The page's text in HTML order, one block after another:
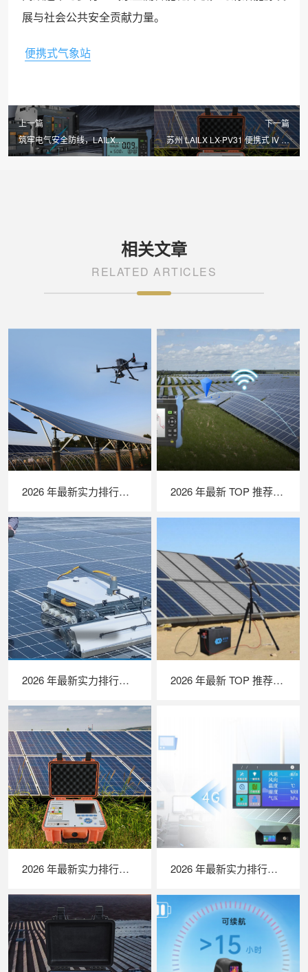
展与社会公共安全贡献力量。
便携式气象站
上一篇
筑牢电气安全防线，LAILX
LXH601 绝缘接地综合测试仪护航
下一篇
苏州 LAILX LX-PV31 便携式 IV 测
试仪：1500V 高压适配，精准赋
相关文章
RELATED ARTICLES
2026 年最新实力排行｜无人机 EL 检测系统 TOP 推荐，LAILX LXH210 深度解析 2026 年最新 TOP 推荐｜绝缘接地综合测试仪实力排行，LAILX LXH601 深度测评
2026 年最新实力排行｜光伏清洗机器人 TOP 推荐，LAILX LX‑H403 深度解析 2026 年最新 TOP 推荐｜便携式 EL 检测仪实力排行，LAILX LXG50 深度测评
2026 年最新实力排行｜便携式 IV 测试仪 TOP 推荐，LAILX LX‑PV31 深度解析 2026 年最新实力排行｜苏州 LAILX LXH506 便携式气象站深度解析